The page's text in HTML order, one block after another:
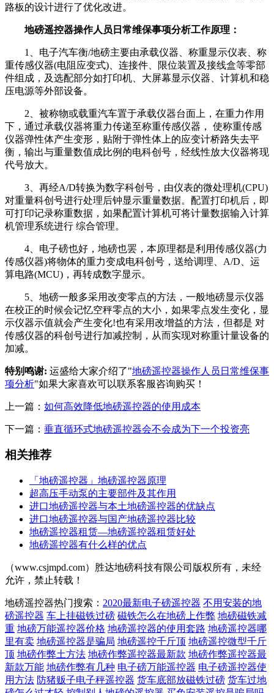
路板的设计进行了优化改进。
地磅遥控器操作人员日常维保事项分析工作原理：
1、电子汽车衡/地磅主要由承载仪器、称重显示仪表、称
重传感仪器(电阻应变式)、连接件、限位装置及接线盒等零部
件组成，及选配部分如打印机、大屏幕显示仪器、计算机和稳
压电源等外部设备。
2、被称物或载重汽车置于承载仪器台面上，在重力作用
下，通过承载仪器将重力传递至称重传感仪器， 使称重传感
仪器弹性体产生变形，贴附于弹性体上的应变计桥路失去平
衡，输出与重量数值成比例的电科创号，经线性放大仪器将现
代号放大。
3、再经A/D转换为数字科创号，由仪表的微处理机(CPU)
对重量科创号进行处理后钟显示重量数据。配置打印机后，即
可打印记录称重数据，如果配置计算机可将计量数据输入计算
机管理系统进行 综合管理。
4、电子磅也好，地磅也罢，本原理都是利用传感仪器(力
传感仪器)将物体的重力变成电科创号，送给调理、A/D、运
算电路(MCU)，再转成数字显示。
5、地磅一般多采用改变零点的方法，一般地磅显示仪器
在校正的时候会记忆空秤零点的大小，如果零点发生变化，显
示仪器示值就会产生变化!也有采用改增益的方法，但都是 对
传感仪器的科创号进行加减控制，从而实现对称重计量设备的
加减。
特别鸣谢: 运盛给大家介绍了"地磅遥控器操作人员日常维保事
项分析"如果大家喜欢可以联系客服咨询购买！
上一篇： 如何高效降低地磅遥控器的使用成本
下一篇： 垂直循环式地磅遥控器会不会成为下一个投资亮
相关推荐
「地磅遥控器」地磅遥控器原理
超高压手动泵的主要部件及其作用
进口地磅遥控器与本土地磅遥控器的优缺点
进口地磅遥控器与国产地磅遥控器比较
地磅遥控器租赁—地磅遥控器租赁好处
地磅遥控器有什么样的优点
（www.csjmpd.com）胜达地磅科技有限公司版权所有，未经
允许，禁止转载！
地磅遥控器热门搜索： 2020最新电子磅遥控器 不用安装的地
磅遥控器 车上挂磁铁过磅 磁铁怎么在地磅上作弊 地磅磁铁减
重 地磅万能遥控器价格 地磅遥控器的使用套路 地磅遥控器哪
里有卖 地磅遥控器是骗局 地磅遥控千斤顶 地磅遥控微型千斤
顶 地磅作弊土方法 地磅作弊遥控器最新款 地磅作弊遥控器最
新款万能 地磅作弊有几种 电子磅万能遥控器 电子磅遥控器使
用方法 防猪贩子电子秤遥控器 货车底部放磁铁过磅 货车过地